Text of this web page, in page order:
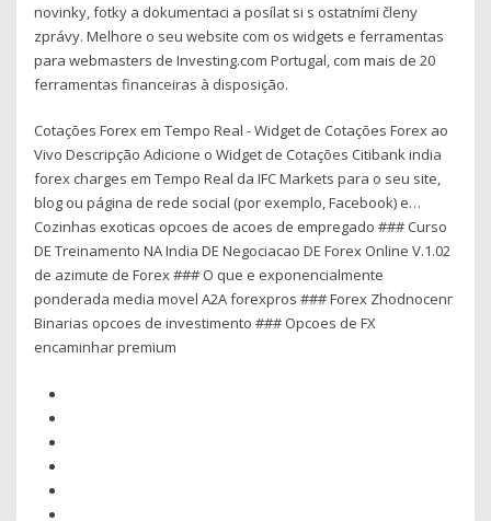
novinky, fotky a dokumentaci a posílat si s ostatními členy
zprávy. Melhore o seu website com os widgets e ferramentas
para webmasters de Investing.com Portugal, com mais de 20
ferramentas financeiras à disposição.
Cotações Forex em Tempo Real - Widget de Cotações Forex ao
Vivo Descripção Adicione o Widget de Cotações Citibank india
forex charges em Tempo Real da IFC Markets para o seu site,
blog ou página de rede social (por exemplo, Facebook) e…
Cozinhas exoticas opcoes de acoes de empregado ### Curso
DE Treinamento NA India DE Negociacao DE Forex Online V.1.02
de azimute de Forex ### O que e exponencialmente
ponderada media movel A2A forexpros ### Forex Zhodnocenг
Binarias opcoes de investimento ### Opcoes de FX
encaminhar premium